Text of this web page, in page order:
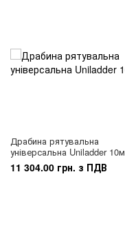
Драбина рятувальна
універсальна Uniladder 10м
11 304.00 грн. з ПДВ